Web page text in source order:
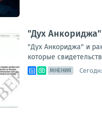
"Дух
"Дух Анкориджа" и
которые
МНЕНИЯ